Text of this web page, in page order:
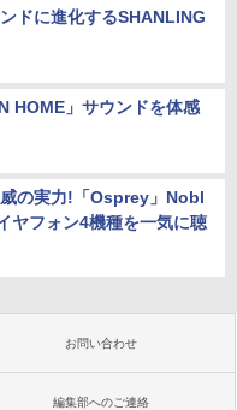
ドに進化するSHANLING
HOME」サウンドを体感
の実力!「Osprey」Nobl
ヤフォン4機種を一気に聴
お問い合わせ
編集部へのご連絡